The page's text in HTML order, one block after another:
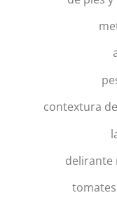
contextura
delirante